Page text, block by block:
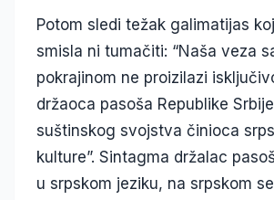
Potom sledi težak galimatijas
smisla ni tumačiti: “Naša veza
pokrajinom ne proizilazi
držaoca pasoša Republike
suštinskog svojstva činioca
kulture”. Sintagma držalac
u srpskom jeziku, na srpskom